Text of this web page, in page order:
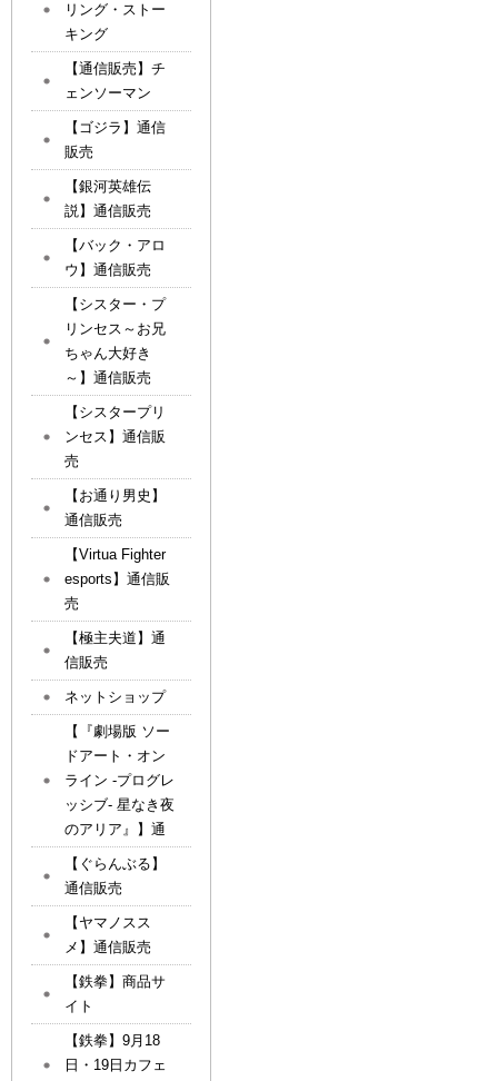
リング・ストー
キング
【通信販売】チ
ェンソーマン
【ゴジラ】通信
販売
【銀河英雄伝
説】通信販売
【バック・アロ
ウ】通信販売
【シスター・プ
リンセス～お兄
ちゃん大好き
～】通信販売
【シスタープリ
ンセス】通信販
売
【お通り男史】
通信販売
【Virtua Fighter
esports】通信販
売
【極主夫道】通
信販売
ネットショップ
【『劇場版 ソー
ドアート・オン
ライン -プログレ
ッシブ- 星なき夜
のアリア』】通
【ぐらんぶる】
通信販売
【ヤマノスス
メ】通信販売
【鉄拳】商品サ
イト
【鉄拳】9月18
日・19日カフェ